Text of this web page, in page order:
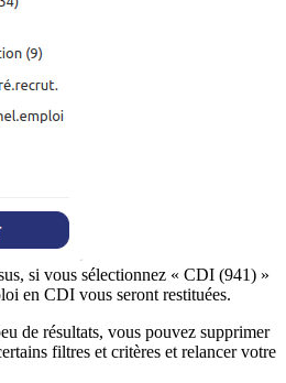
si vous sélectionnez « CDI (941) »
en CDI vous seront restituées.
de résultats, vous pouvez supprimer
filtres et critères et relancer votre